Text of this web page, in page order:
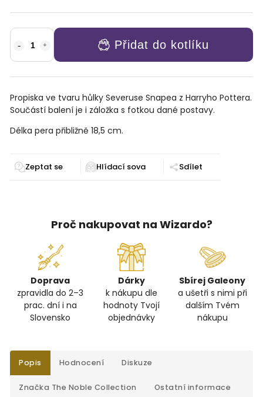
Přidat do kotlíku
Propiska ve tvaru hůlky Severuse Snapea z Harryho Pottera.
Součástí balení je i záložka s fotkou dané postavy.
Délka pera přibližně 18,5 cm.
Zeptat se Sdílet
Proč nakupovat na Wizardo?
Doprava
zpravidla do 2–3
prac. dní i na
Slovensko
Dárky
k nákupu dle
hodnoty Tvojí
objednávky
Sbírej Galeony
a ušetři s nimi při
dalším Tvém
nákupu
Popis Hodnocení Diskuze
Značka The Noble Collection Ostatní informace